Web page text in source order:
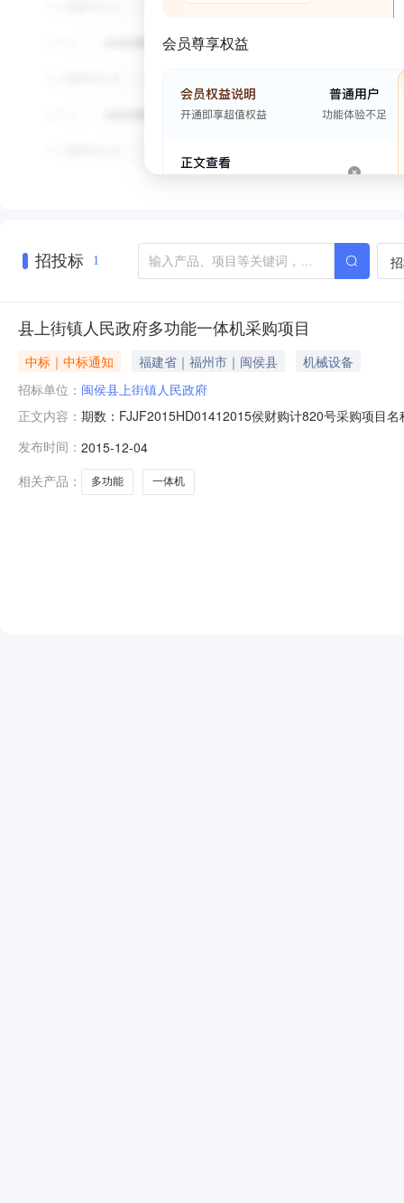
会员尊享权益
招投标 1
县上街镇人民政府多功能一体机采购项目
中标｜中标通知 福建省｜福州市｜闽侯县
机械设备
招标单位： 闽侯县上街镇人民政府
正文内容： 期数：FJJF2015HD01412015侯财购计820号采购项目
体机惠普M226dw；平板+馈纸式彩色扫描，打印/复印/
发布时间： 2015-12-04
相关产品：
多功能 一体机